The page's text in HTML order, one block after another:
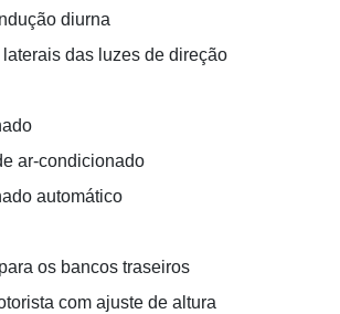
diurna
das luzes de direção
ar-condicionado
automático
os bancos traseiros
com ajuste de altura